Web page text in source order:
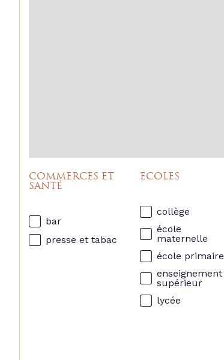
COMMERCES ET
SANTÉ
bar
presse et tabac
ECOLES
collège
école
maternelle
école primaire
enseignement
supérieur
lycée